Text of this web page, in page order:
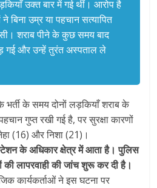
उक्त बार में गई थीं। आरोप है
ने बिना उम्र या पहचान सत्यापित
शराब पीने के कुछ समय बाद
गई और उन्हें तुरंत अस्पताल ले
भर्ती के समय दोनों लड़कियाँ शराब के
गुप्त रखी गई है, पर सुरक्षा कारणों
(16) और निशा (21)।
के अधिकार क्षेत्र में आता है। पुलिस
की लापरवाही की जांच शुरू कर दी है।
कार्यकर्ताओं ने इस घटना पर